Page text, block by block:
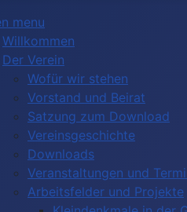
menu
Willkommen
Der Verein
Wofür wir stehen
Vorstand und Beirat
Satzung zum Download
Vereinsgeschichte
Downloads
Veranstaltungen und
Arbeitsfelder und Projekte